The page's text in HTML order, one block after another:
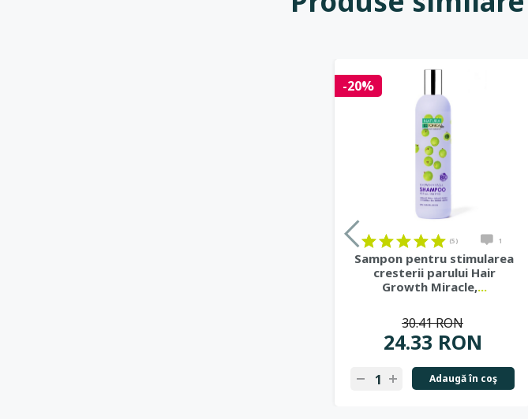
-20%
(5) 1
Sampon pentru stimularea
cresterii parului Hair
Growth Miracle,...
24.33 RON
30.41 RON
Adaugă în coş